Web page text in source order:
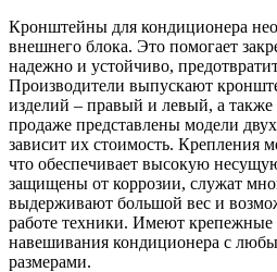
Кронштейны для кондиционера
внешнего блока. Это помогает
надежно и устойчиво,
Производители выпускают
изделий – правый и левый, а
продаже представлены модели
зависит их стоимость. Крепления
что обеспечивает высокую
защищены от коррозии, служат
выдерживают большой вес и
работе техники. Имеют крепежные
навешивания кондиционера с
размерами.